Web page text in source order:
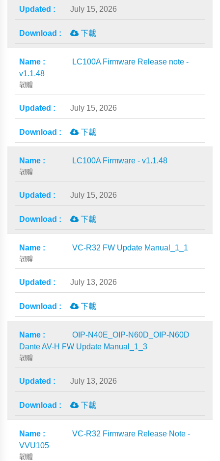
July 15, 2026
下載
LC100A Firmware Release note -
v1.1.48
韌體
July 15, 2026
下載
LC100A Firmware - v1.1.48
韌體
July 15, 2026
下載
VC-R32 FW Update Manual_1_1
韌體
July 13, 2026
下載
OIP-N40E_OIP-N60D_OIP-N60D
Dante AV-H FW Update Manual_1_3
韌體
July 13, 2026
下載
VC-R32 Firmware Release Note -
VVU105
韌體